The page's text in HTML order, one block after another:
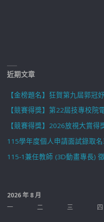
近期文章
【金榜題名】狂賀第九屆郭冠
【競賽得獎】第22屆技專校院
【競賽得獎】2026放視大賞得
115學年度個人申請面試錄取
115-1兼任教師 (3D動畫專長)
2026 年 8 月
一
二 三 四